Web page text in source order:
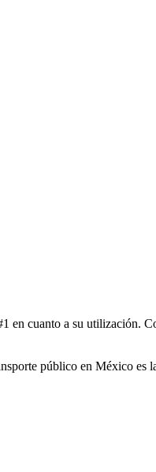
en cuanto a su utilización.
público en México es